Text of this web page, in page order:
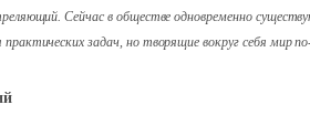
Сейчас в обществе одновременно
задач, но творящие вокруг себя мир